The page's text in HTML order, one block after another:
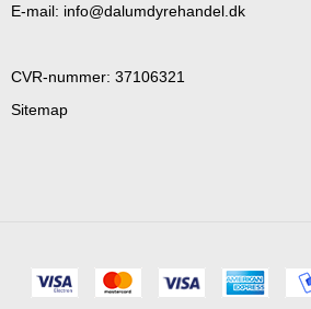
E-mail: info@dalumdyrehandel.dk
CVR-nummer: 37106321
Sitemap